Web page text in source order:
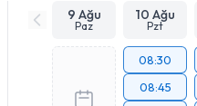
9 Ağu
Paz
10 Ağu
Pzt
08:30
08:45